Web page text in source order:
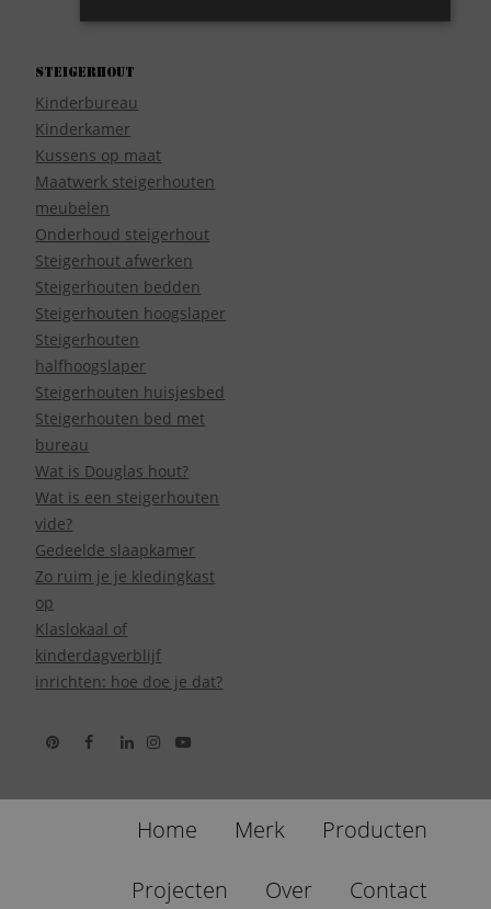
Steigerhout
Kinderbureau
Kinderkamer
Kussens op maat
Maatwerk steigerhouten
meubelen
Onderhoud steigerhout
Steigerhout afwerken
Steigerhouten bedden
Steigerhouten hoogslaper
Steigerhouten
halfhoogslaper
Steigerhouten huisjesbed
Steigerhouten bed met
bureau
Wat is Douglas hout?
Wat is een steigerhouten
vide?
Gedeelde slaapkamer
Zo ruim je je kledingkast
op
Klaslokaal of
kinderdagverblijf
inrichten: hoe doe je dat?
Home Merk Producten
Projecten Over Contact